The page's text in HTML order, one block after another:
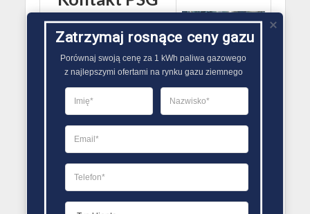
Wyszków
07-200 Wyszków
Al. Marszałka Józefa
Piłsudskiego 103
tel. 29 742 93 62
faks 29 742 90 56
Zatrzymaj rosnące ceny gazu
Porównaj swoją cenę za 1 kWh paliwa gazowego
z najlepszymi ofertami na rynku gazu ziemnego